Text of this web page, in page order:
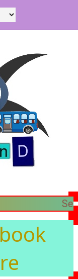
Selamat datang